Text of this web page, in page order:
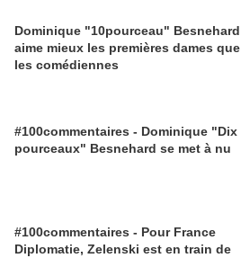
Dominique "10pourceau" Besnehard
aime mieux les premières dames que
les comédiennes
#100commentaires - Dominique "Dix
pourceaux" Besnehard se met à nu
#100commentaires - Pour France
Diplomatie, Zelenski est en train de